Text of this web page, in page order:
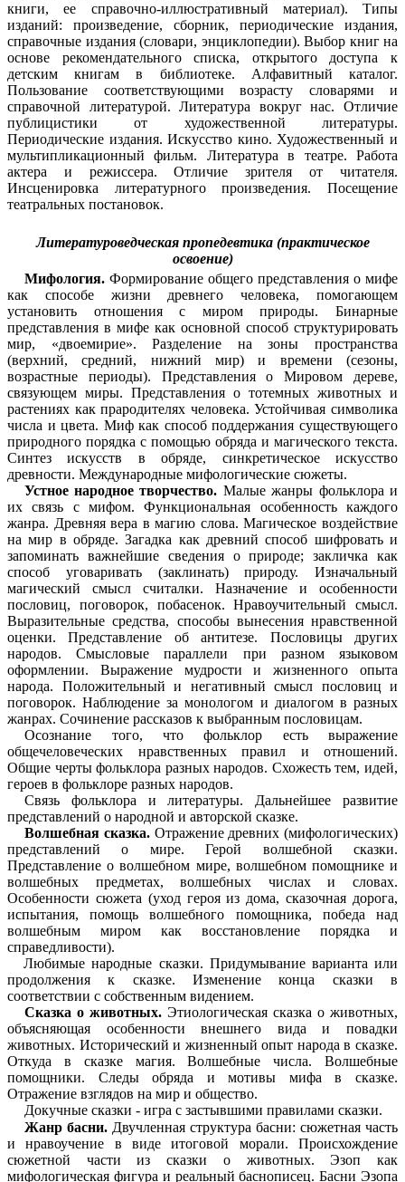
книги, ее справочно-иллюстративный материал). Типы
изданий: произведение, сборник, периодические издания,
справочные издания (словари, энциклопедии). Выбор книг на
основе рекомендательного списка, открытого доступа к
детским книгам в библиотеке. Алфавитный каталог.
Пользование соответствующими возрасту словарями и
справочной литературой. Литература вокруг нас. Отличие
публицистики от художественной литературы.
Периодические издания. Искусство кино. Художественный и
мультипликационный фильм. Литература в театре. Работа
актера и режиссера. Отличие зрителя от читателя.
Инсценировка литературного произведения. Посещение
театральных постановок.
Литературоведческая пропедевтика (практическое
освоение)
Мифология.Формирование общего представления о мифе
как способе жизни древнего человека, помогающем
установить отношения с миром природы. Бинарные
представления в мифе как основной способ структурировать
мир, «двоемирие». Разделение на зоны пространства
(верхний, средний, нижний мир) и времени (сезоны,
возрастные периоды). Представления о Мировом дереве,
связующем миры. Представления о тотемных животных и
растениях как прародителях человека. Устойчивая символика
числа и цвета. Миф как способ поддержания существующего
природного порядка с помощью обряда и магического текста.
Синтез искусств в обряде, синкретическое искусство
древности. Международные мифологические сюжеты.
Устное народное творчество. Малые жанры фольклора и
их связь с мифом. Функциональная особенность каждого
жанра. Древняя вера в магию слова. Магическое воздействие
на мир в обряде. Загадка как древний способ шифровать и
запоминать важнейшие сведения о природе; закличка как
способ уговаривать (заклинать) природу. Изначальный
магический смысл считалки. Назначение и особенности
пословиц, поговорок, побасенок. Нравоучительный смысл.
Выразительные средства, способы вынесения нравственной
оценки. Представление об антитезе. Пословицы других
народов. Смысловые параллели при разном языковом
оформлении. Выражение мудрости и жизненного опыта
народа. Положительный и негативный смысл пословиц и
поговорок. Наблюдение за монологом и диалогом в разных
жанрах. Сочинение рассказов к выбранным пословицам.
Осознание того, что фольклор есть выражение
общечеловеческих нравственных правил и отношений.
Общие черты фольклора разных народов. Схожесть тем, идей,
героев в фольклоре разных народов.
Связь фольклора и литературы. Дальнейшее развитие
представлений о народной и авторской сказке.
Волшебная сказка. Отражение древних (мифологических)
представлений о мире. Герой волшебной сказки.
Представление о волшебном мире, волшебном помощнике и
волшебных предметах, волшебных числах и словах.
Особенности сюжета (уход героя из дома, сказочная дорога,
испытания, помощь волшебного помощника, победа над
волшебным миром как восстановление порядка и
справедливости).
Любимые народные сказки. Придумывание варианта или
продолжения к сказке. Изменение конца сказки в
соответствии с собственным видением.
Сказка о животных. Этиологическая сказка о животных,
объясняющая особенности внешнего вида и повадки
животных. Исторический и жизненный опыт народа в сказке.
Откуда в сказке магия. Волшебные числа. Волшебные
помощники. Следы обряда и мотивы мифа в сказке.
Отражение взглядов на мир и общество.
Докучные сказки - игра с застывшими правилами сказки.
Жанр басни. Двучленная структура басни: сюжетная часть
и нравоучение в виде итоговой морали. Происхождение
сюжетной части из сказки о животных. Эзоп как
мифологическая фигура и реальный баснописец. Басни Эзопа